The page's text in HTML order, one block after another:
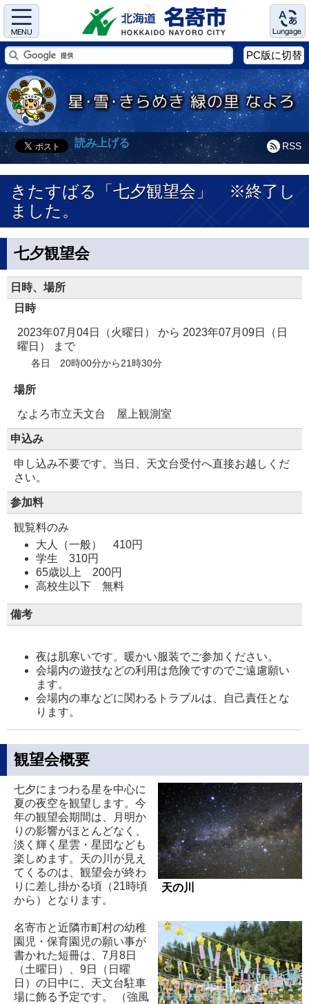
Menu Language
PC版に切替
RSS
読み上げる
きたすばる「七夕観望会」 ※終了し
ました。
七夕観望会
日時、場所
日時
2023年07月04日（火曜日） から 2023年07月09日（日
曜日）
まで
各日 20時00分から21時30分
場所
なよろ市立天文台 屋上観測室
申込み
申し込み不要です。当日、天文台受付へ直接お越しくだ
さい。
参加料
観覧料のみ
大人（一般） 410円
学生 310円
65歳以上 200円
高校生以下 無料
備考
夜は肌寒いです。暖かい服装でご参加ください。
会場内の遊技などの利用は危険ですのでご遠慮願い
ます。
会場内の車などに関わるトラブルは、自己責任とな
ります。
観望会概要
天の川
七夕にまつわる星を中心に
夏の夜空を観望します。今
年の観望会期間は、月明か
りの影響がほとんどなく、
淡く輝く星雲・星団なども
楽しめます。天の川が見え
てくるのは、観望会が終わ
りに差し掛かる頃（21時頃
から）となります。
名寄市と近隣市町村の幼稚
園児・保育園児の願い事が
書かれた短冊は、7月8日
（土曜日）、9日（日曜
日）の日中に、天文台駐車
場に飾る予定です。 （強風